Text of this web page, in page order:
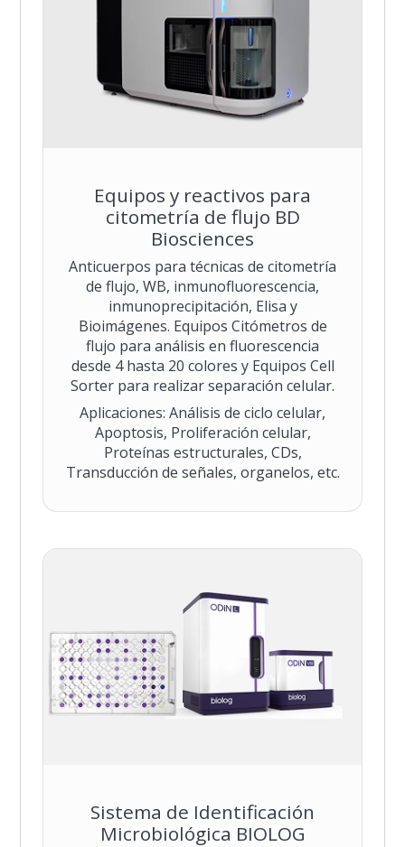
Equipos y reactivos para
citometría de flujo BD
Biosciences
Anticuerpos para técnicas de citometría
de flujo, WB, inmunofluorescencia,
inmunoprecipitación, Elisa y
Bioimágenes. Equipos Citómetros de
flujo para análisis en fluorescencia
desde 4 hasta 20 colores y Equipos Cell
Sorter para realizar separación celular.
Aplicaciones: Análisis de ciclo celular,
Apoptosis, Proliferación celular,
Proteínas estructurales, CDs,
Transducción de señales, organelos, etc.
Sistema de Identificación
Microbiológica BIOLOG